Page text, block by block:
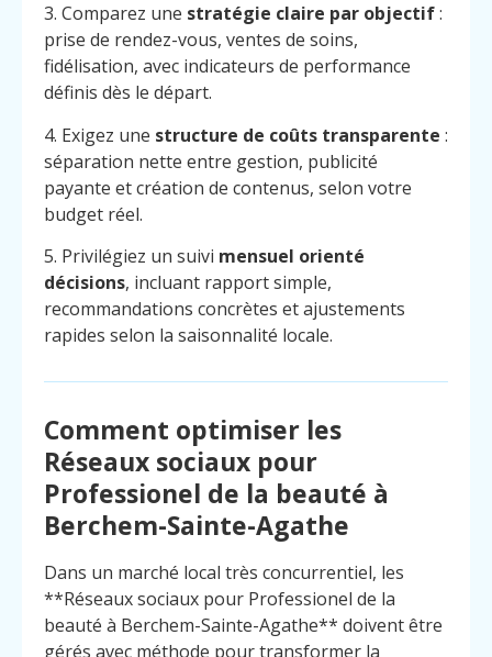
Contact
Appelez
3. Comparez une stratégie claire par objectif:
prise de rendez-vous, ventes de soins,
fidélisation, avec indicateurs de performance
définis dès le départ.
4. Exigez une structure de coûts transparente :
séparation nette entre gestion, publicité
payante et création de contenus, selon votre
budget réel.
5. Privilégiez un suivi mensuel orienté
décisions, incluant rapport simple,
recommandations concrètes et ajustements
rapides selon la saisonnalité locale.
Comment optimiser les
Réseaux sociaux pour
Professionel de la beauté à
Berchem-Sainte-Agathe
Dans un marché local très concurrentiel, les
**Réseaux sociaux pour Professionel de la
beauté à Berchem-Sainte-Agathe** doivent être
gérés avec méthode pour transformer la